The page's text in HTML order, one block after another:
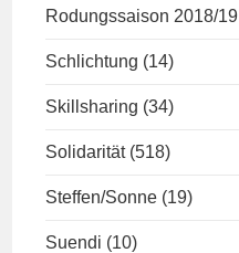
Rodungssaison 2018/19
Schlichtung (14)
Skillsharing (34)
Solidarität (518)
Steffen/Sonne (19)
Suendi (10)